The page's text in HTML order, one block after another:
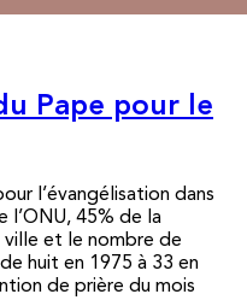
Pape pour le
l’évangélisation dans
l’ONU, 45% de la
et le nombre de
huit en 1975 à 33 en
de prière du mois